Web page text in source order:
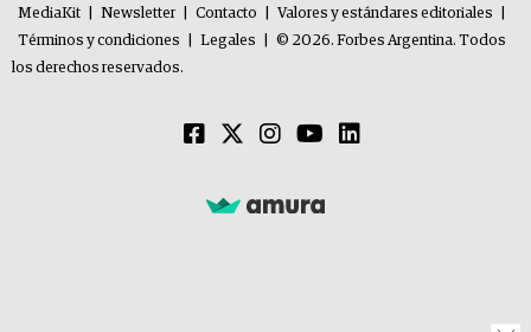
MediaKit Newsletter Contacto Valores y estándares editoriales
Términos y condiciones
Legales
© 2026. Forbes Argentina. Todos
los derechos reservados.